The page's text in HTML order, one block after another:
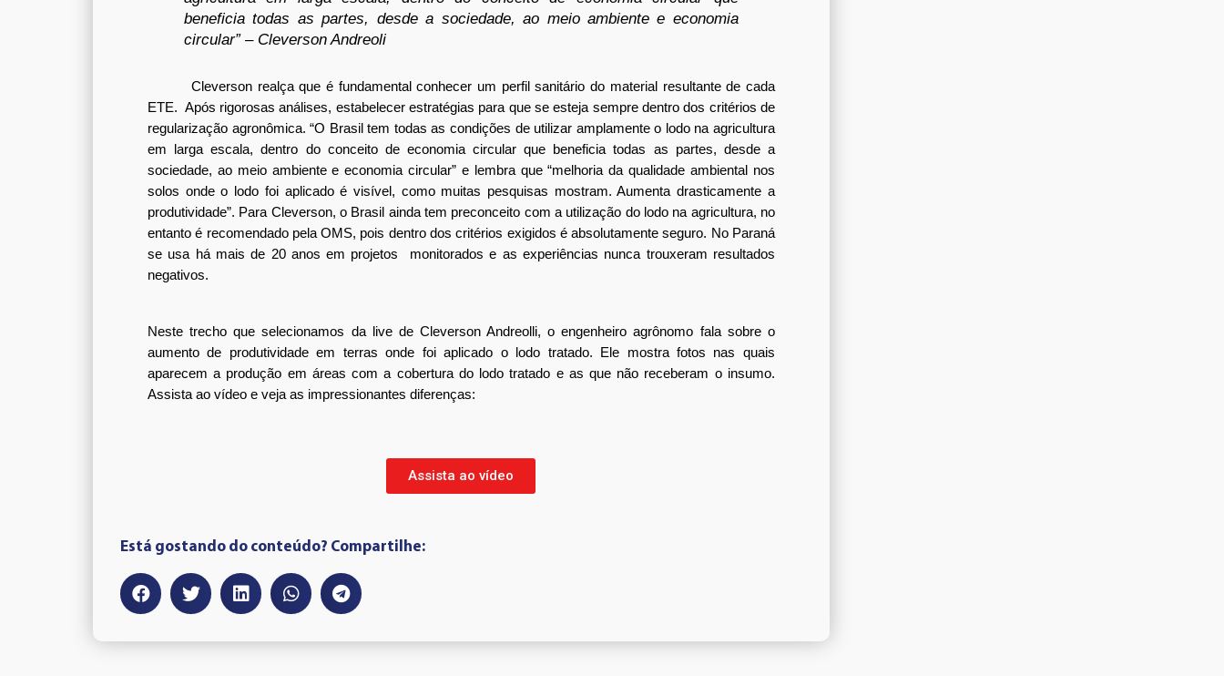
beneficia todas as partes, desde a sociedade, ao meio ambiente e economia
circular” – Cleverson Andreoli
Cleverson realça que é fundamental conhecer um perfil sanitário do material resultante de cada
ETE.  Após rigorosas análises, estabelecer estratégias para que se esteja sempre dentro dos critérios de
regularização agronômica. “O Brasil tem todas as condições de utilizar amplamente o lodo na agricultura
em larga escala, dentro do conceito de economia circular que beneficia todas as partes, desde a
sociedade, ao meio ambiente e economia circular” e lembra que “melhoria da qualidade ambiental nos
solos onde o lodo foi aplicado é visível, como muitas pesquisas mostram. Aumenta drasticamente a
produtividade”. Para Cleverson, o Brasil ainda tem preconceito com a utilização do lodo na agricultura, no
entanto é recomendado pela OMS, pois dentro dos critérios exigidos é absolutamente seguro. No Paraná
se usa há mais de 20 anos em projetos  monitorados e as experiências nunca trouxeram resultados
negativos.
Neste trecho que selecionamos da live de Cleverson Andreolli, o engenheiro agrônomo fala sobre o
aumento de produtividade em terras onde foi aplicado o lodo tratado. Ele mostra fotos nas quais
aparecem a produção em áreas com a cobertura do lodo tratado e as que não receberam o insumo.
Assista ao vídeo e veja as impressionantes diferenças:
Assista ao vídeo
Está gostando do conteúdo? Compartilhe: